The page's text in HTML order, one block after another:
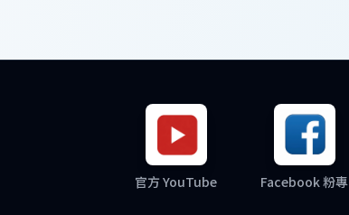
官方 YouTube Facebook 粉專